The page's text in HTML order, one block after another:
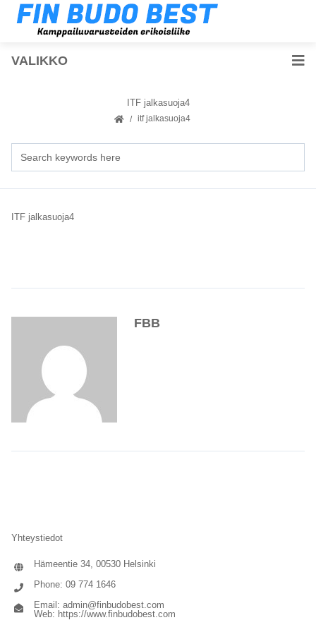
VALIKKO
ITF jalkasuoja4
itf jalkasuoja4
ITF jalkasuoja4
FBB
Yhteystiedot
Hämeentie 34, 00530 Helsinki
Phone: 09 774 1646
Email: admin@finbudobest.com
Web: https://www.finbudobest.com